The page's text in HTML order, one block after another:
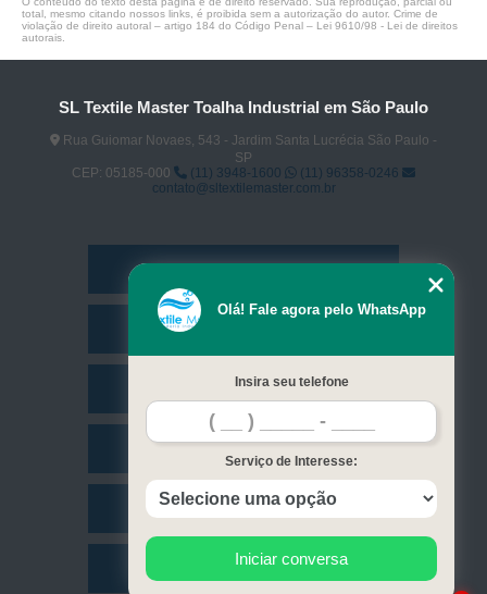
total, mesmo citando nossos links, é proibida sem a autorização do autor. Crime de
violação de direito autoral – artigo 184 do Código Penal – Lei 9610/98 - Lei de direitos
autorais
SL Textile Master Toalha Industrial em São Paulo
Rua Guiomar Novaes, 543 - Jardim Santa Lucrécia São Paulo -
SP
CEP: 05185-000
(11) 3948-1600
(11) 96358-0246
contato@sltextilemaster.com.br
Missão
Contato
Mapa do site
Olá! Fale agora pelo WhatsApp
Insira seu telefone
Serviço de Interesse:
Iniciar conversa